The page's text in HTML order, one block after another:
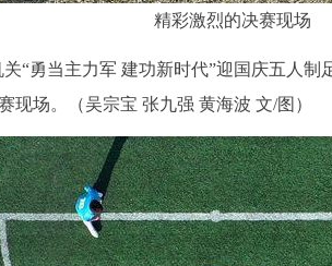
精彩激烈的决赛现场
关“勇当主力军 建功新时代”迎国庆五
场。（吴宗宝 张九强 黄海波 文/图）